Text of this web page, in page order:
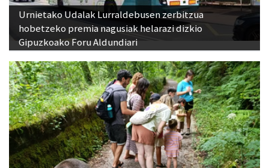
Urnietako Udalak Lurraldebusen zerbitzua
hobetzeko premia nagusiak helarazi dizkio
Gipuzkoako Foru Aldundiari